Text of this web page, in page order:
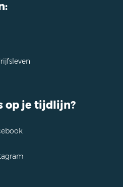
op je tijdlijn?